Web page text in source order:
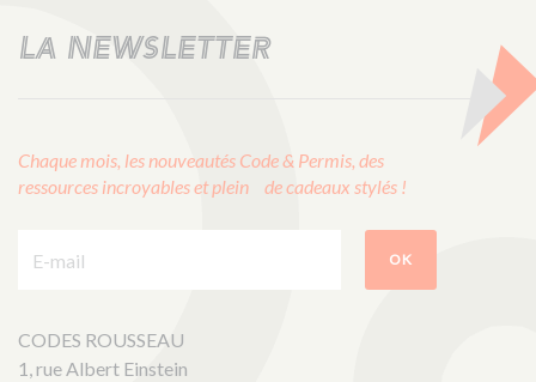
LA NEWSLETTER
Chaque mois, les nouveautés Code & Permis, des
ressources incroyables et plein de cadeaux stylés !
OK
CODES ROUSSEAU
1, rue Albert Einstein